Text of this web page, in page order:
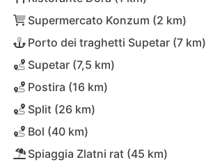
Supermercato Konzum (2 km)
Porto dei traghetti Supetar (7 km)
Supetar (7,5 km)
Postira (16 km)
Split (26 km)
Bol (40 km)
Spiaggia Zlatni rat (45 km)